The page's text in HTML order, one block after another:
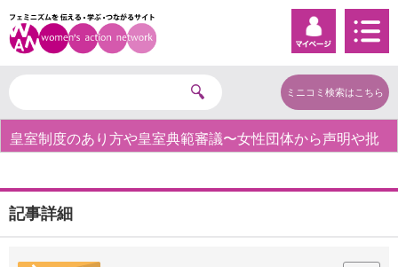
ミニコミ検索はこちら
皇室制度のあり方や皇室典範審議〜女性団体から声明や批
記事詳細